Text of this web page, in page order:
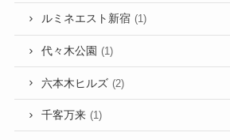
ルミネエスト新宿 (1)
代々木公園 (1)
六本木ヒルズ (2)
千客万来 (1)